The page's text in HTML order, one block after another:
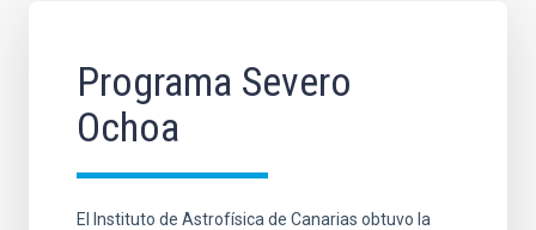
Programa Severo
Ochoa
El Instituto de Astrofísica de Canarias obtuvo la